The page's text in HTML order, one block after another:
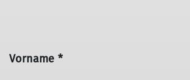
Vorname *